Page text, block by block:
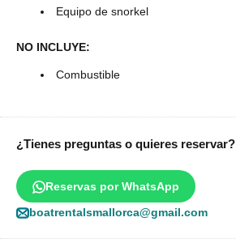
Equipo de snorkel
NO INCLUYE:
Combustible
¿Tienes preguntas o quieres reservar?
Reservas por WhatsApp
boatrentalsmallorca@gmail.com